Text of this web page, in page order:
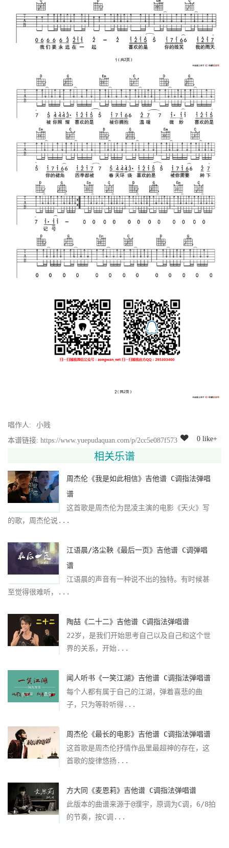
唱作人:
小贱
本谱链接: https://www.yuepudaquan.com/p/2cc5e087f573
0 like+
相关乐谱
周杰伦《我是如此相信》吉他谱 C调指法弹唱
谱
这首歌是周杰伦为昆凌主演的电影《天火》写
的歌，周杰伦说...
江语晨/洛尘鞅《最后一页》吉他谱 C调弹唱
谱
江语晨的声音有一种说不出的独特。有时候甚
至觉得很难听，...
陶喆《二十二》吉他谱 C调指法弹唱谱
22岁，是我们开始思考自己以及自己和这个世
界的关系，开始...
闻人听书《一笑江湖》吉他谱 C调指法弹唱谱
每个人都有属于自己的江湖，弹着喜悲的曲
子，只为等聆听得...
周杰伦《最长的电影》吉他谱 C调指法弹唱谱
这首歌是周杰伦抒情作品里最超神的存在，这
首歌的旋律悠扬...
方大同《麦恩莉》吉他谱 C调指法弹唱谱
此版本的曲谱来源于@濮宇，原调为C调，6/8拍
的节奏，按C调...